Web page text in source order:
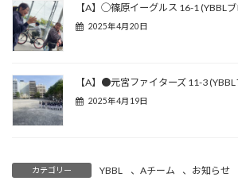
【A】◯篠原イーグルス 16-1 (YBBL
2025年4月20日
【A】●元宮ファイターズ 11-3
2025年4月19日
カテゴリー YBBL 、 Aチーム 、 お知らせ